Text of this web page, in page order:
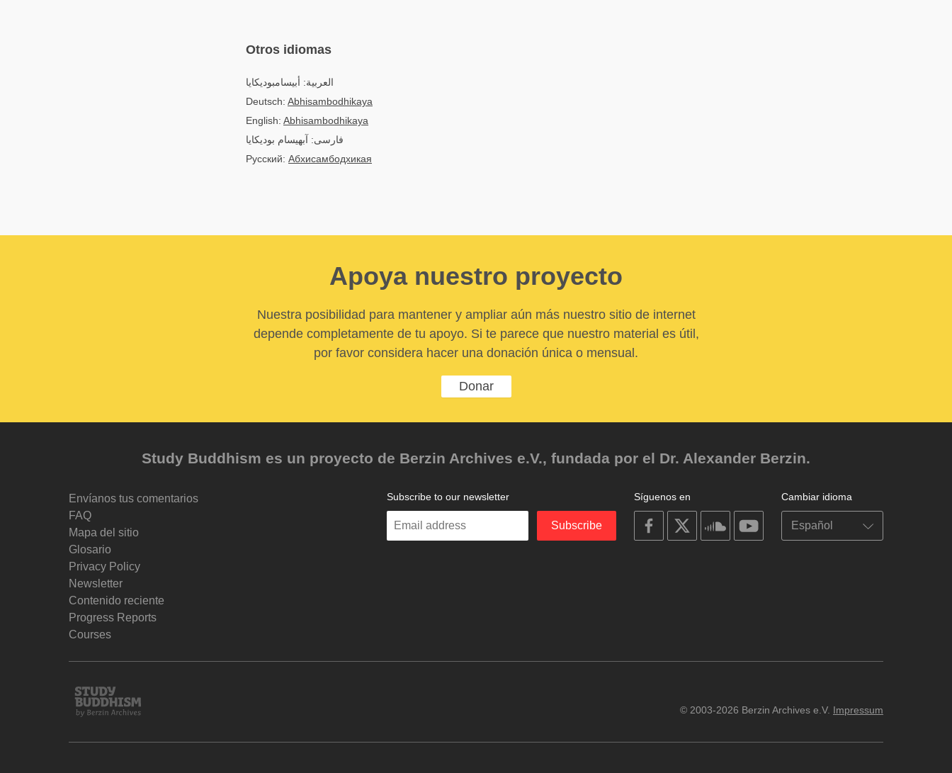
Otros idiomas
العربية: أبيسامبوديكايا
Deutsch: Abhisambodhikaya
English: Abhisambodhikaya
فارسی: آبهیسام بودیکایا
Русский: Абхисамбодхикая
Apoya nuestro proyecto
Nuestra posibilidad para mantener y ampliar aún más nuestro sitio de internet
depende completamente de tu apoyo. Si te parece que nuestro material es útil,
por favor considera hacer una donación única o mensual.
Donar
Study Buddhism es un proyecto de Berzin Archives e.V., fundada por el Dr. Alexander Berzin.
Envíanos tus comentarios
FAQ
Mapa del sitio
Glosario
Privacy Policy
Newsletter
Contenido reciente
Progress Reports
Courses
Cambiar idioma
Síguenos en
on
facebook
on
on
soundcloudyoutube
Subscribe to our newsletter
Enter
Subscribe
Study
Buddhism
© 2003-2026 Berzin Archives e.V. Impressum